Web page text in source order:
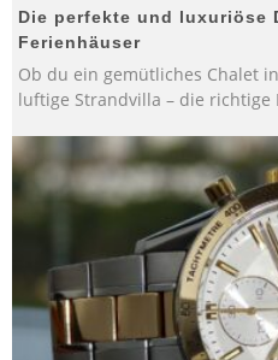
Die perfekte und luxuriöse
Ferienhäuser
Ob du ein gemütliches Chalet
luftige Strandvilla – die richtige